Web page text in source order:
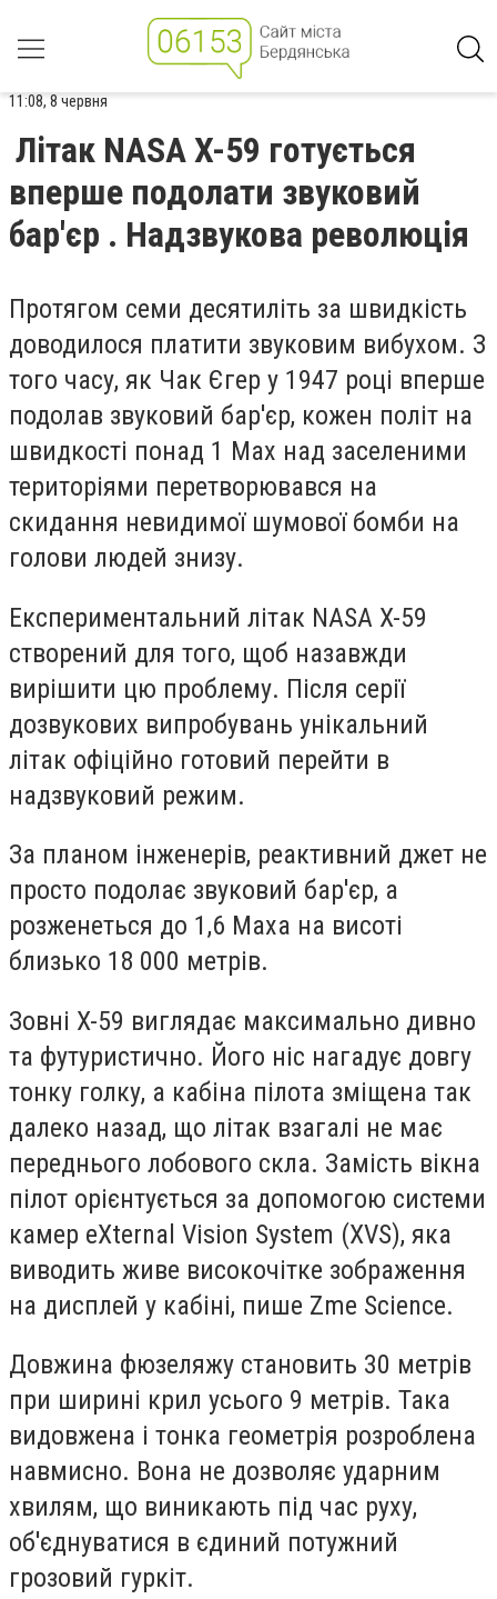
11:08, 8 червня
Літак NASA X-59 готується
вперше подолати звуковий
бар'єр . Надзвукова революція
Протягом семи десятиліть за швидкість
доводилося платити звуковим вибухом. З
того часу, як Чак Єгер у 1947 році вперше
подолав звуковий бар'єр, кожен політ на
швидкості понад 1 Мах над заселеними
територіями перетворювався на
скидання невидимої шумової бомби на
голови людей знизу.
Експериментальний літак NASA X-59
створений для того, щоб назавжди
вирішити цю проблему. Після серії
дозвукових випробувань унікальний
літак офіційно готовий перейти в
надзвуковий режим.
За планом інженерів, реактивний джет не
просто подолає звуковий бар'єр, а
розженеться до 1,6 Маха на висоті
близько 18 000 метрів.
Зовні X-59 виглядає максимально дивно
та футуристично. Його ніс нагадує довгу
тонку голку, а кабіна пілота зміщена так
далеко назад, що літак взагалі не має
переднього лобового скла. Замість вікна
пілот орієнтується за допомогою системи
камер eXternal Vision System (XVS), яка
виводить живе високочітке зображення
на дисплей у кабіні, пише Zme Science.
Довжина фюзеляжу становить 30 метрів
при ширині крил усього 9 метрів. Така
видовжена і тонка геометрія розроблена
навмисно. Вона не дозволяє ударним
хвилям, що виникають під час руху,
об'єднуватися в єдиний потужний
грозовий гуркіт.